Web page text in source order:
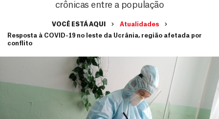
crônicas entre a população
VOCÊ ESTÁ AQUI
Atualidades
Resposta à COVID-19 no leste da Ucrânia, região afetada por
conflito